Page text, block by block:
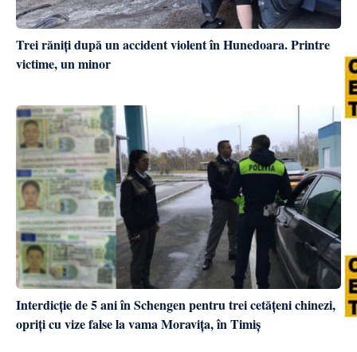
Trei răniți după un accident violent în Hunedoara. Printre
victime, un minor
Interdicție de 5 ani în Schengen pentru trei cetățeni chinezi,
opriți cu vize false la vama Moravița, în Timiș